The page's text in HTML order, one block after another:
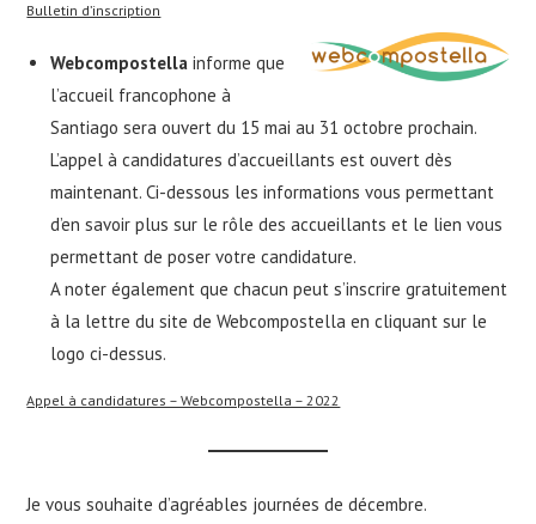
Bulletin d’inscription
Webcompostella informe que
l’accueil francophone à
Santiago sera ouvert du 15 mai au 31 octobre prochain.
L’appel à candidatures d’accueillants est ouvert dès
maintenant. Ci-dessous les informations vous permettant
d’en savoir plus sur le rôle des accueillants et le lien vous
permettant de poser votre candidature.
A noter également que chacun peut s’inscrire gratuitement
à la lettre du site de Webcompostella en cliquant sur le
logo ci-dessus.
Appel à candidatures – Webcompostella – 2022
Je vous souhaite d’agréables journées de décembre.